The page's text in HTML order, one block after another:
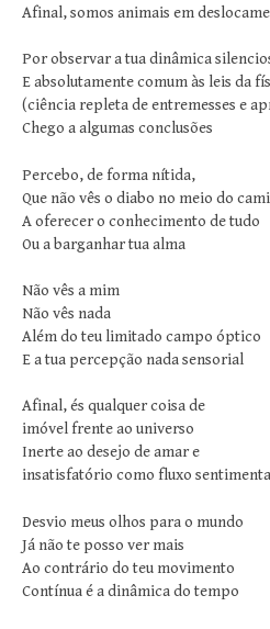
Afinal, somos animais em
Por observar a tua dinâmica
E absolutamente comum às leis da
(ciência repleta de entremesses e
Chego a algumas conclusões
Percebo, de forma nítida,
Que não vês o diabo no meio do
A oferecer o conhecimento de tudo
Ou a barganhar tua alma
Não vês a mim
Não vês nada
Além do teu limitado campo óptico
E a tua percepção nada sensorial
Afinal, és qualquer coisa de
imóvel frente ao universo
Inerte ao desejo de amar e
insatisfatório como fluxo
Desvio meus olhos para o mundo
Já não te posso ver mais
Ao contrário do teu movimento
Contínua é a dinâmica do tempo